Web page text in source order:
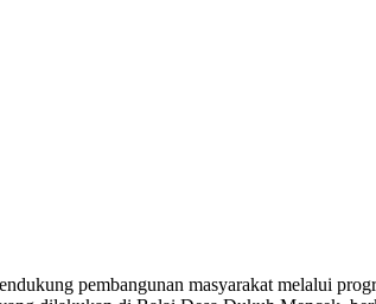
pembangunan masyarakat melalui